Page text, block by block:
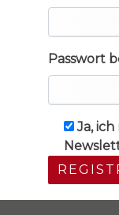
Passwort
Ja,